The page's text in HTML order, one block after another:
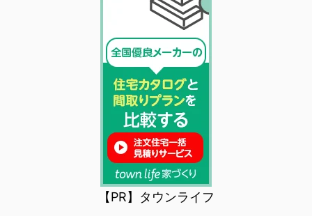
【PR】タウンライフ